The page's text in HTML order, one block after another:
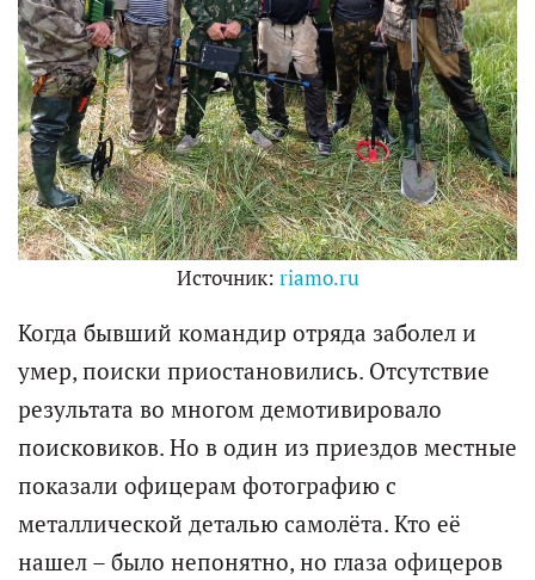
Источник: riamo.ru
Когда бывший командир отряда заболел и
умер, поис­ки приостановились. Отсутствие
результата во многом демотивировало
поисковиков. Но в один из приездов местные
показали офицерам фотографию с
металлической деталью самолёта. Кто её
нашел – было непонятно, но глаза офицеров